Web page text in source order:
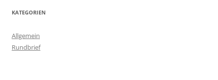
KATEGORIEN
Allgemein
Rundbrief